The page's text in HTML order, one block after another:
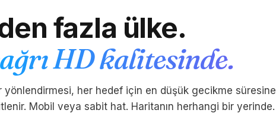
fazla ülke.
HD kalitesinde.
yönlendirmesi, her hedef için en düşük gecikme süresine
Mobil veya sabit hat. Haritanın herhangi bir yerinde.